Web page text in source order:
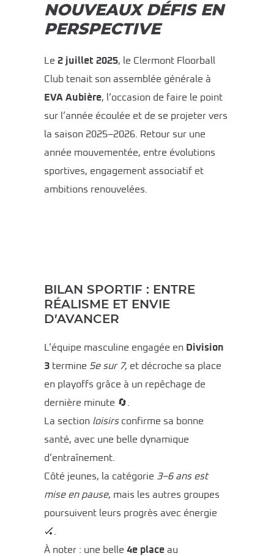
NOUVEAUX DÉFIS EN
PERSPECTIVE
Le 2 juillet 2025, le Clermont Floorball
Club tenait son assemblée générale à
EVA Aubière, l’occasion de faire le point
sur l’année écoulée et de se projeter vers
la saison 2025–2026. Retour sur une
année mouvementée, entre évolutions
sportives, engagement associatif et
ambitions renouvelées.
BILAN SPORTIF : ENTRE
RÉALISME ET ENVIE
D’AVANCER
L’équipe masculine engagée en Division
3termine 5e sur 7, et décroche sa place
en playoffs grâce à un repêchage de
dernière minute 🔄.
La section loisirsconfirme sa bonne
santé, avec une belle dynamique
d’entraînement.
Côté jeunes, la catégorie 3–6 ans est
mise en pause, mais les autres groupes
poursuivent leurs progrès avec énergie
🏑.
À noter : une belle 4e placeau